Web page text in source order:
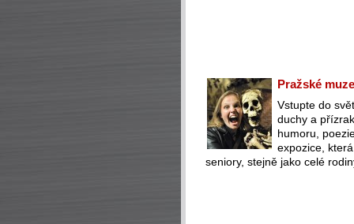
Pražské
Vstupte do
duchy a
humoru,
expozice,
seniory, stejně jako celé